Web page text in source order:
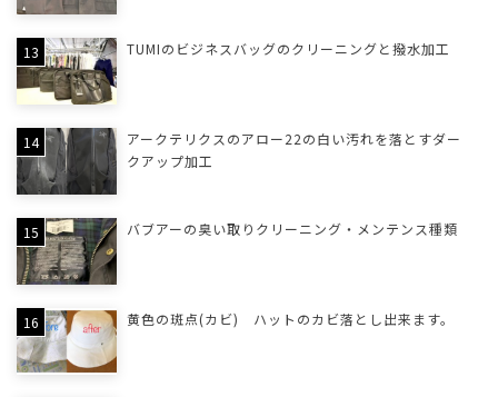
TUMIのビジネスバッグのクリーニングと撥水加工
アークテリクスのアロー22の白い汚れを落とすダー
クアップ加工
バブアーの臭い取りクリーニング・メンテンス種類
黄色の斑点(カビ) ハットのカビ落とし出来ます。